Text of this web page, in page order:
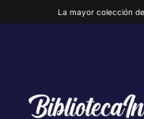
La mayor colección